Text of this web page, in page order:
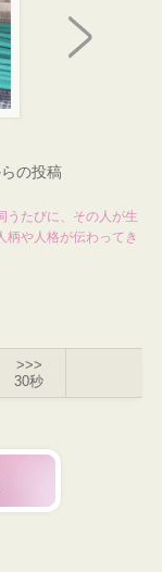
の投稿
うたびに、その人が生
柄や人格が伝わってき
>>>
30秒